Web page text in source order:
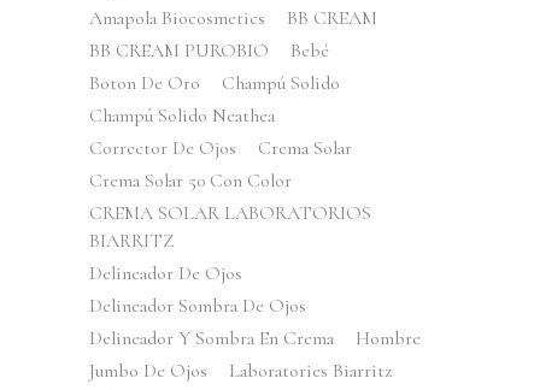
Amapola Biocosmetics
BB CREAM
BB CREAM PUROBIO
Bebé
Boton De Oro
Champú Solido
Champú Solido Neathea
Corrector De Ojos
Crema Solar
Crema Solar 50 Con Color
CREMA SOLAR LABORATORIOS
BIARRITZ
Delineador De Ojos
Delineador Sombra De Ojos
Delineador Y Sombra En Crema
Hombre
Jumbo De Ojos
Laboratories Biarritz